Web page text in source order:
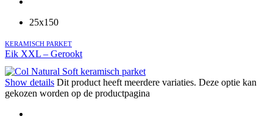
25x150
KERAMISCH PARKET
Eik XXL – Gerookt
Show details Dit product heeft meerdere variaties. Deze optie kan
gekozen worden op de productpagina